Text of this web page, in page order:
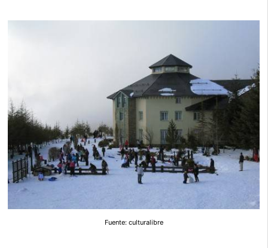
Fuente: culturalibre